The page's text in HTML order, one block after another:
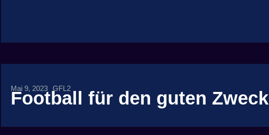
Mai 9, 2023 GFL2
Football für den guten Zweck